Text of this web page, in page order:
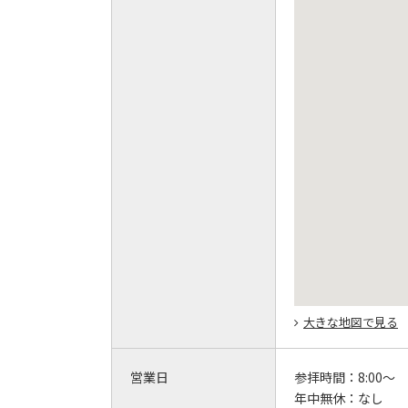
大きな地図で見る
営業日 参拝時間： 8:00～
年中無休： なし